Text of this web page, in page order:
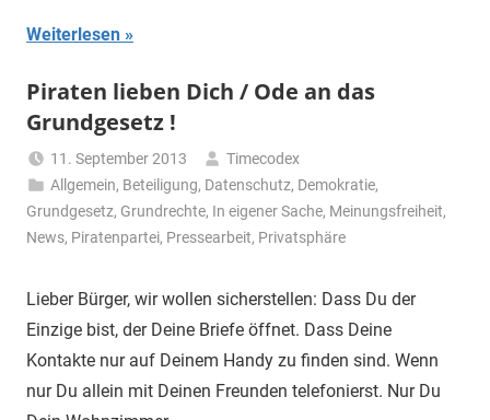
Weiterlesen
Piraten lieben Dich / Ode an das
Grundgesetz !
11. September 2013
Timecodex
Allgemein, Beteiligung, Datenschutz, Demokratie,
Grundgesetz, Grundrechte, In eigener Sache, Meinungsfreiheit,
News, Piratenpartei, Pressearbeit, Privatsphäre
Lieber Bürger, wir wollen sicherstellen: Dass Du der
Einzige bist, der Deine Briefe öffnet. Dass Deine
Kontakte nur auf Deinem Handy zu finden sind. Wenn
nur Du allein mit Deinen Freunden telefonierst. Nur Du